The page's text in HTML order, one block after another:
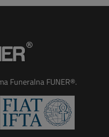
Funeralna FUNER®.